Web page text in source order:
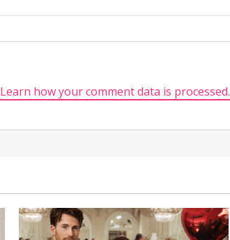
Learn how your comment data is processed.